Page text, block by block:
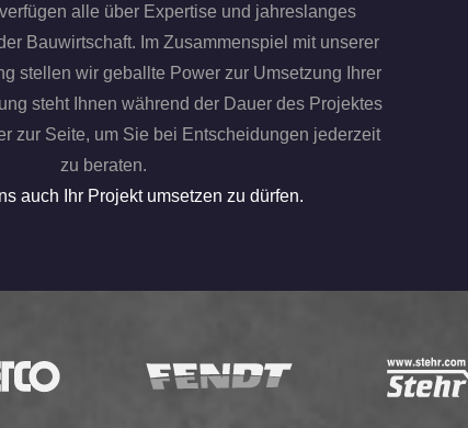
alle über Expertise und jahreslanges
Bauwirtschaft. Im Zusammenspiel mit unserer
stellen wir geballte Power zur Umsetzung Ihrer
steht Ihnen während der Dauer des Projektes
zur Seite, um Sie bei Entscheidungen jederzeit
zu beraten.
auch Ihr Projekt umsetzen zu dürfen.